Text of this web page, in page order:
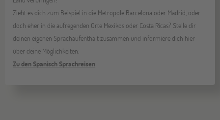
Zieht es dich zum Beispiel in die Metropole Barcelona oder Madrid, oder
doch eher in die aufregenden Orte Mexikos oder Costa Ricas? Stelle dir
deinen eigenen Sprachaufenthalt zusammen und informiere dich hier
über deine Möglichkeiten:
Zu den Spanisch Sprachreisen